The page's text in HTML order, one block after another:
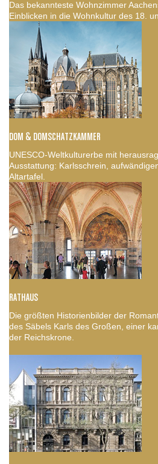
Das bekannteste Wohnzimmer
Einblicken in die Wohnkultur des 18.
DOM & DOMSCHATZKAMMER
UNESCO-Weltkulturerbe mit
Ausstattung: Karlsschrein,
Altartafel.
RATHAUS
Die größten Historienbilder der
des Säbels Karls des Großen, einer
der Reichskrone.